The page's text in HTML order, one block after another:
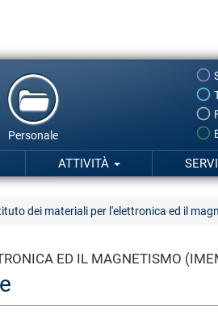
Personale
ATTIVITÀ
dei materiali per l'elettronica ed il
ED IL MAGNETISMO